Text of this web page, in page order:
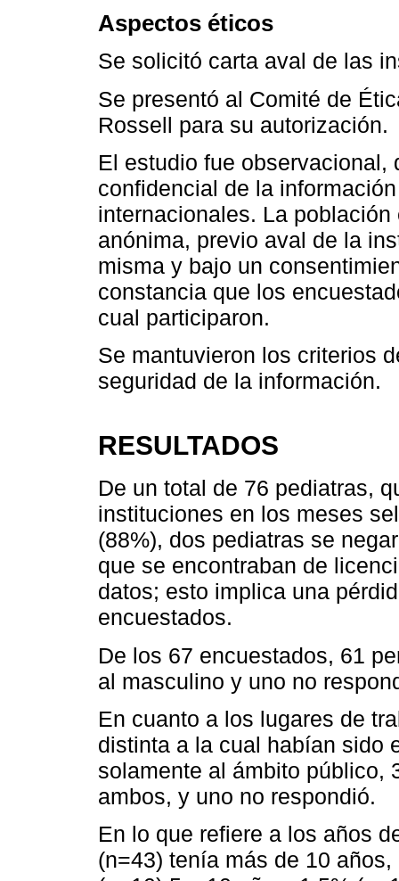
Aspectos éticos
Se solicitó carta aval de las
Se presentó al Comité de
Rossell para su autorización.
El estudio fue
confidencial de la
internacionales. La
anónima, previo aval de la
misma y bajo un
constancia que los
cual participaron.
Se mantuvieron los criterios
seguridad de la información.
RESULTADOS
De un total de 76 pediatras,
instituciones en los meses
(88%), dos pediatras se
que se encontraban de
datos; esto implica una
encuestados.
De los 67 encuestados, 61
al masculino y uno no
En cuanto a los lugares de
distinta a la cual habían sido
solamente al ámbito público,
ambos, y uno no respondió.
En lo que refiere a los años
(n=43) tenía más de 10